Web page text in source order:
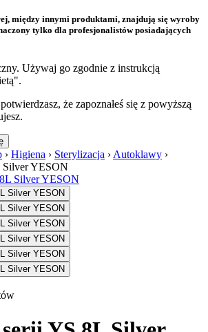
między innymi produktami, znajdują się wyroby
tylko dla profesjonalistów posiadających
Używaj go zgodnie z instrukcją
że zapoznałeś się z powyższą
› Higiena › Sterylizacja › Autoklawy ›
YESON